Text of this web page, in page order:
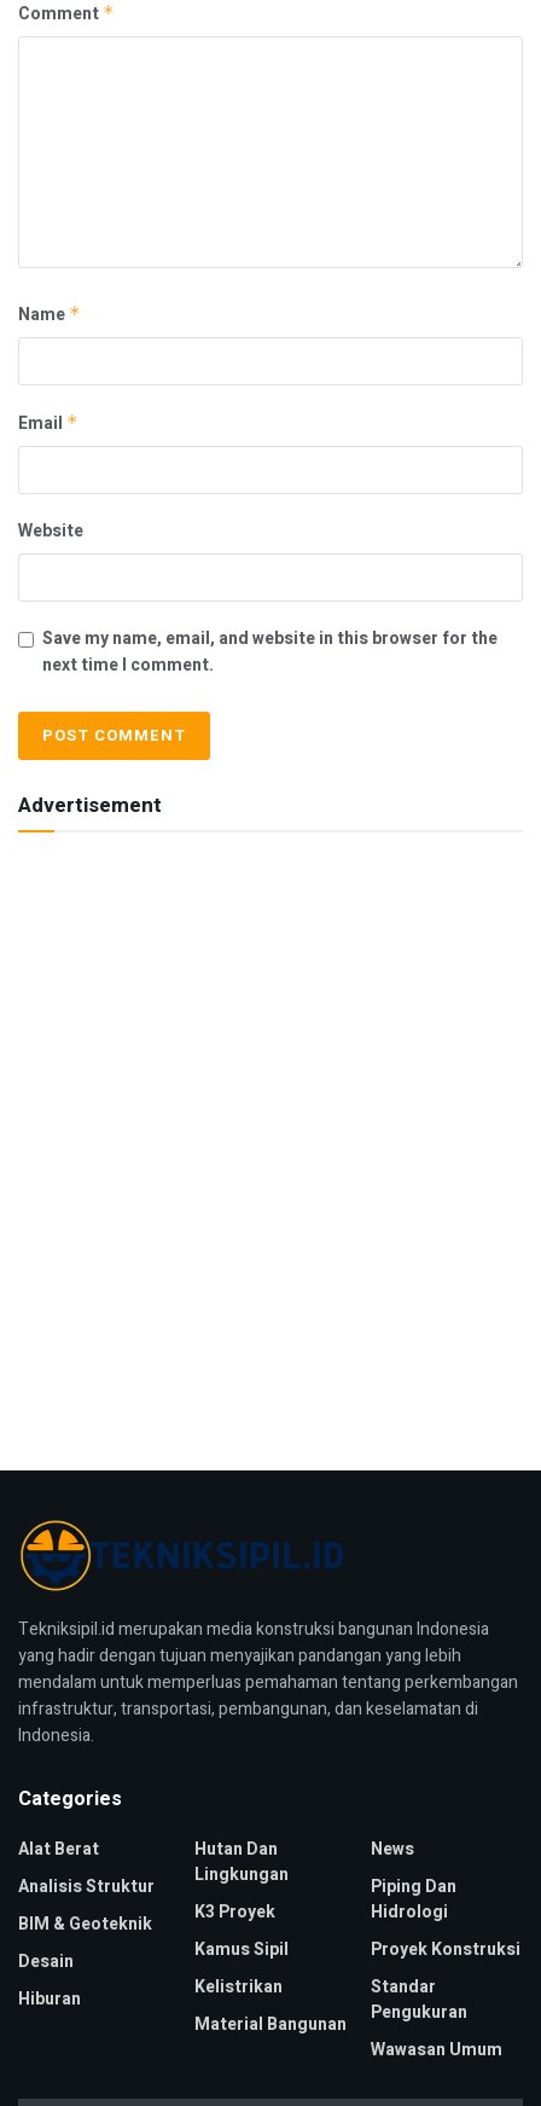
Comment *
Name *
Email *
Website
Save my name, email, and website in this browser for the
next time I comment.
Advertisement
Tekniksipil.id merupakan media konstruksi bangunan Indonesia
yang hadir dengan tujuan menyajikan pandangan yang lebih
mendalam untuk memperluas pemahaman tentang perkembangan
infrastruktur, transportasi, pembangunan, dan keselamatan di
Indonesia.
Categories
Alat Berat
Analisis Struktur
BIM & Geoteknik
Desain
Hiburan
Hutan Dan
Lingkungan
K3 Proyek
Kamus Sipil
Kelistrikan
Material Bangunan
News
Piping Dan
Hidrologi
Proyek Konstruksi
Standar
Pengukuran
Wawasan Umum